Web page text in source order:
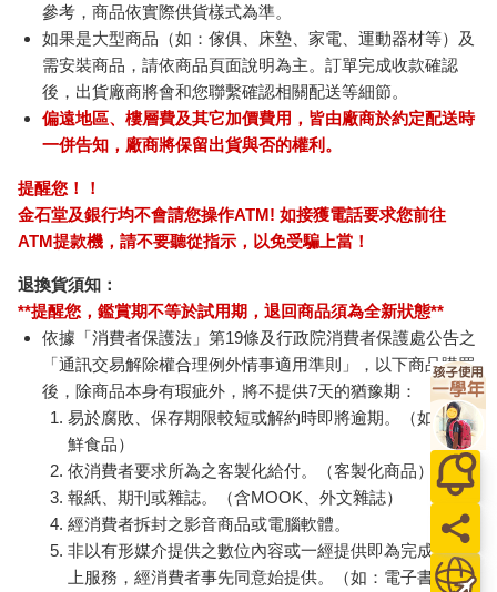
參考，商品依實際供貨樣式為準。
如果是大型商品（如：傢俱、床墊、家電、運動器材等）及
需安裝商品，請依商品頁面說明為主。訂單完成收款確認
後，出貨廠商將會和您聯繫確認相關配送等細節。
偏遠地區、樓層費及其它加價費用，皆由廠商於約定配送時
一併告知，廠商將保留出貨與否的權利。
提醒您！！
金石堂及銀行均不會請您操作ATM! 如接獲電話要求您前往
ATM提款機，請不要聽從指示，以免受騙上當！
退換貨須知：
**提醒您，鑑賞期不等於試用期，退回商品須為全新狀態**
依據「消費者保護法」第19條及行政院消費者保護處公告之
「通訊交易解除權合理例外情事適用準則」，以下商品購買
後，除商品本身有瑕疵外，將不提供7天的猶豫期：
易於腐敗、保存期限較短或解約時即將逾期。（如：生
鮮食品）
依消費者要求所為之客製化給付。（客製化商品）
報紙、期刊或雜誌。（含MOOK、外文雜誌）
經消費者拆封之影音商品或電腦軟體。
非以有形媒介提供之數位內容或一經提供即為完成之線
上服務，經消費者事先同意始提供。（如：電子書、電